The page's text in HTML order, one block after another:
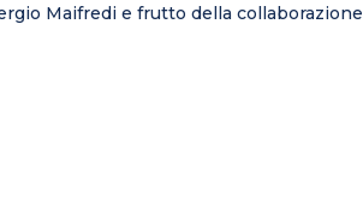
Maifredi e frutto della